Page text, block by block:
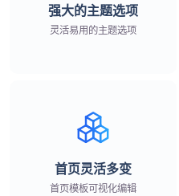
强大的主题选项
灵活易用的主题选项
首页灵活多变
首页模板可视化编辑